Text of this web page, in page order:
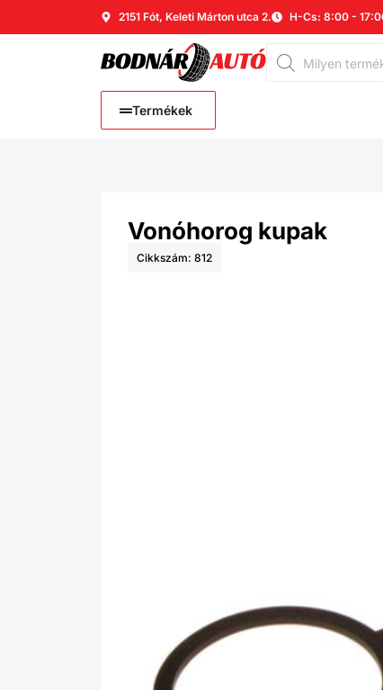
2151 Fót, Keleti Márton utca 2. H-Cs: 8:00 -
Termékek
Vonóhorog kupak
Cikkszám: 812